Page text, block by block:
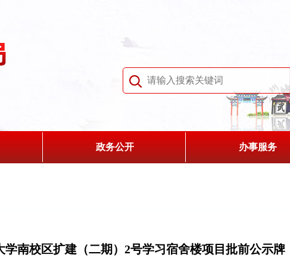
政务公开 办事服务
学南校区扩建（二期）2号学习宿舍楼项目批前公示牌